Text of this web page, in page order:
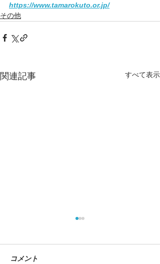
https://www.tamarokuto.or.jp/
その他
関連記事 すべて表示
コメント